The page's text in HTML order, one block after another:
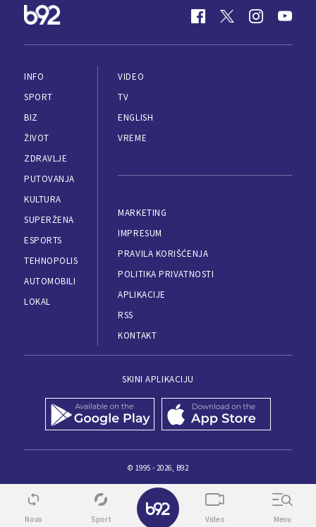
INFO
SPORT
BIZ
ŽIVOT
ZDRAVLJE
PUTOVANJA
KULTURA
SUPERŽENA
ESPORTS
TEHNOPOLIS
AUTOMOBILI
LOKAL
VIDEO
TV
ENGLISH
VREME
MARKETING
IMPRESUM
PRAVILA KORIŠĆENJA
POLITIKA PRIVATNOSTI
APLIKACIJE
RSS
KONTAKT
SKINI APLIKACIJU
© 1995 - 2026, B92
Novo Sport Video Menu